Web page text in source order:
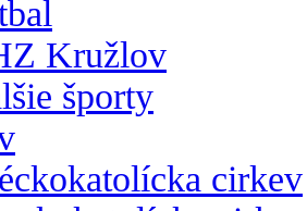
Kružlov
športy
cirkev